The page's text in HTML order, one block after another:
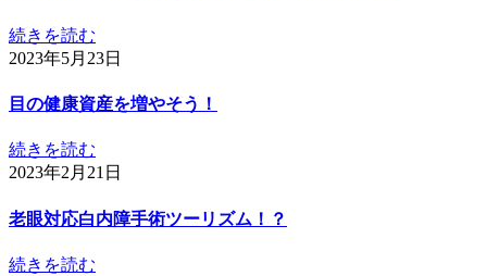
続きを読む
2023年5月23日
目の健康資産を増やそう！
続きを読む
2023年2月21日
老眼対応白内障手術ツーリズム！？
続きを読む